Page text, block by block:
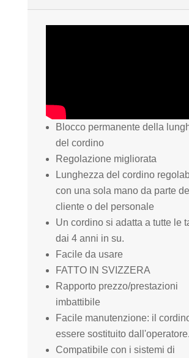
Blocco permanente della
del cordino
Regolazione migliorata
Lunghezza del cordino
con una sola mano da parte del
cliente o del personale
Un cordino si adatta a tutte le
dai 4 anni in su.
Facile da usare
FATTO IN SVIZZERA
Rapporto prezzo/prestazioni
imbattibile
Facile manutenzione: il
essere sostituito dall'operatore.
Compatibile con i sistemi di